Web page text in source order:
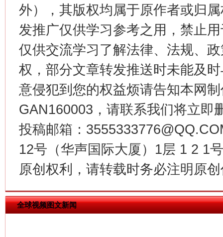
外），其版权均属于原作者或归
发推广仅供学习参考之用，禁止
仅供交流学习了解法律、法规、
权，部分文章转发推送时未能及
意侵犯到您的权益烦请告知本网
GAN160003，请联系我们将立即
投稿邮箱：
12号（华声国际大厦）1层 1 2 1
原创权利，请转载时务必注明原
全球视频图文新闻
在谋一域中谋全局
今
习近平的博鳌关键词